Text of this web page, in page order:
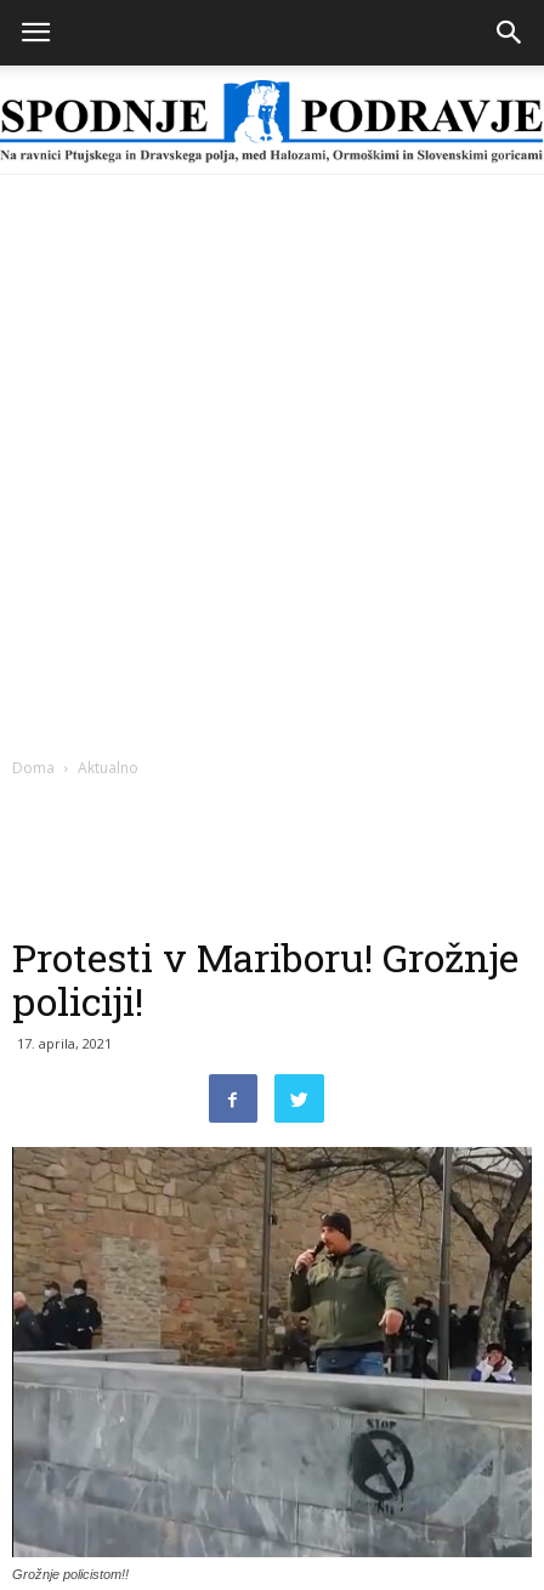
Doma Aktualno
Protesti v Mariboru! Grožnje
policiji!
17. aprila, 2021
Grožnje policistom!!